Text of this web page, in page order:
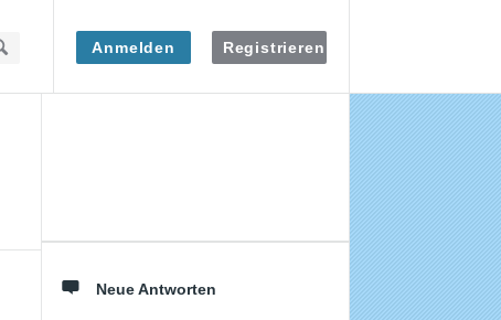
Anmelden Registrieren
Seitenleiste
Neue Antworten